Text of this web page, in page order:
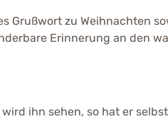
zu Weihnachten
Erinnerung an den
ihn sehen, so hat er